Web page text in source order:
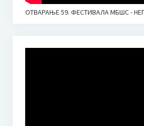
ОТВАРАЊЕ 59. ФЕСТИВАЛА МБШС -